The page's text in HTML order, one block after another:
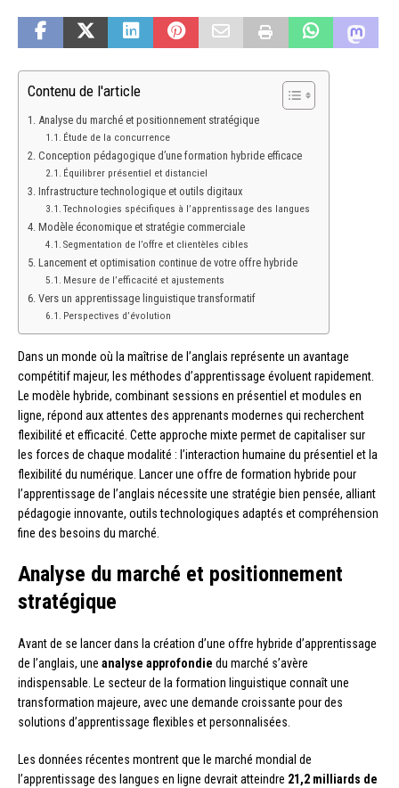
Contenu de l'article
Analyse du marché et positionnement stratégique
Étude de la concurrence
Conception pédagogique d’une formation hybride efficace
Équilibrer présentiel et distanciel
Infrastructure technologique et outils digitaux
Technologies spécifiques à l’apprentissage des langues
Modèle économique et stratégie commerciale
Segmentation de l’offre et clientèles cibles
Lancement et optimisation continue de votre offre hybride
Mesure de l’efficacité et ajustements
Vers un apprentissage linguistique transformatif
Perspectives d’évolution
Dans un monde où la maîtrise de l’anglais représente un avantage
compétitif majeur, les méthodes d’apprentissage évoluent rapidement.
Le modèle hybride, combinant sessions en présentiel et modules en
ligne, répond aux attentes des apprenants modernes qui recherchent
flexibilité et efficacité. Cette approche mixte permet de capitaliser sur
les forces de chaque modalité : l’interaction humaine du présentiel et la
flexibilité du numérique. Lancer une offre de formation hybride pour
l’apprentissage de l’anglais nécessite une stratégie bien pensée, alliant
pédagogie innovante, outils technologiques adaptés et compréhension
fine des besoins du marché.
Analyse du marché et positionnement
stratégique
Avant de se lancer dans la création d’une offre hybride d’apprentissage
de l’anglais, une analyse approfondie du marché s’avère
indispensable. Le secteur de la formation linguistique connaît une
transformation majeure, avec une demande croissante pour des
solutions d’apprentissage flexibles et personnalisées.
Les données récentes montrent que le marché mondial de
l’apprentissage des langues en ligne devrait atteindre 21,2 milliards de